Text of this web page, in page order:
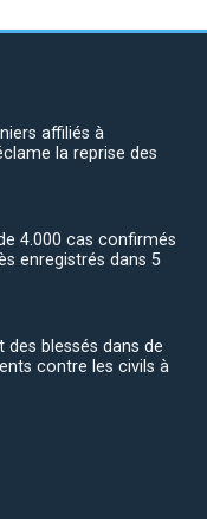
affiliés à
la reprise des
4.000 cas confirmés
enregistrés dans 5
des blessés dans de
contre les civils à